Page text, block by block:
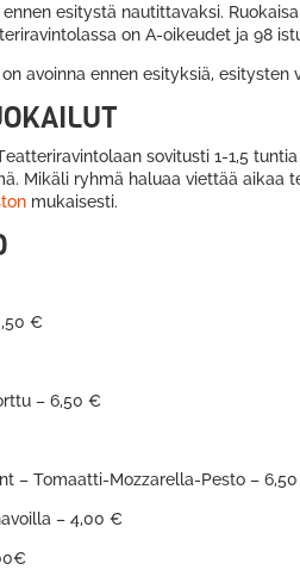
esitystä nautittavaksi.
on A-oikeudet ja 98
avoinna ennen esityksiä,
sovitusti 1-1,5
Mikäli ryhmä haluaa viettää aikaa
mukaisesti.
€
– 6,50 €
– Tomaatti-Mozzarella-Pesto –
– 4,00 €